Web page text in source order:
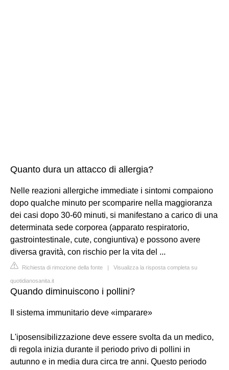
Quanto dura un attacco di allergia?
Nelle reazioni allergiche immediate i sintomi compaiono
dopo qualche minuto per scomparire nella maggioranza
dei casi dopo 30-60 minuti, si manifestano a carico di una
determinata sede corporea (apparato respiratorio,
gastrointestinale, cute, congiuntiva) e possono avere
diversa gravità, con rischio per la vita del ...
Richiesta di rimozione della fonte | Visualizza la risposta completa su
quotidianosanita.it
Quando diminuiscono i pollini?
Il sistema immunitario deve «imparare»
L'iposensibilizzazione deve essere svolta da un medico,
di regola inizia durante il periodo privo di pollini in
autunno e in media dura circa tre anni. Questo periodo